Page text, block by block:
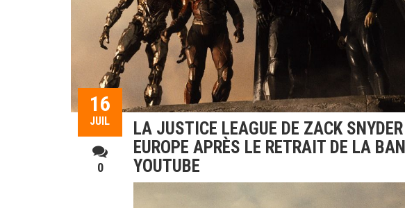
16
JUIL
0
LA JUSTICE LEAGUE DE ZACK
EUROPE APRÈS LE RETRAIT DE LA
YOUTUBE